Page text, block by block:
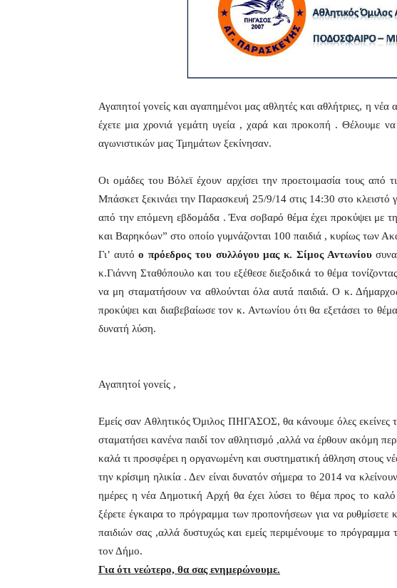
Αγαπητοί γονείς και αγαπημένοι μας αθλητές και αθλήτριες, η νέα
έχετε μια χρονιά γεμάτη υγεία , χαρά και προκοπή . Θέλουμε
αγωνιστικών μας Τμημάτων ξεκίνησαν.
Οι ομάδες του Βόλεϊ έχουν αρχίσει την προετοιμασία τους
Μπάσκετ ξεκινάει την Παρασκευή 25/9/14 στις 14:30 στο
από την επόμενη εβδομάδα . Ένα σοβαρό θέμα έχει προκύψει με
και Βαρηκόων” στο οποίο γυμνάζονται 100 παιδιά , κυρίως των
Γι’ αυτόο πρόεδρος του συλλόγου μας κ. Σίμος Αντωνίου
κ.Γιάννη Σταθόπουλο και του εξέθεσε διεξοδικά το θέμα
να μη σταματήσουν να αθλούνται όλα αυτά παιδιά. Ο κ.
προκύψει και διαβεβαίωσε τον κ. Αντωνίου ότι θα εξετάσει το
δυνατή λύση.
Αγαπητοί γονείς ,
Εμείς σαν Αθλητικός Όμιλος ΠΗΓΑΣΟΣ, θα κάνουμε όλες εκείνες
σταματήσει κανένα παιδί τον αθλητισμό ,αλλά να έρθουν ακόμη
καλά τι προσφέρει η οργανωμένη και συστηματική άθληση στους
την κρίσιμη ηλικία . Δεν είναι δυνατόν σήμερα το 2014 να
ημέρες η νέα Δημοτική Αρχή θα έχει λύσει το θέμα προς το
ξέρετε έγκαιρα το πρόγραμμα των προπονήσεων για να ρυθμίσετε
παιδιών σας ,αλλά δυστυχώς και εμείς περιμένουμε το
τον Δήμο.
Για ότι νεώτερο, θα σας ενημερώνουμε.